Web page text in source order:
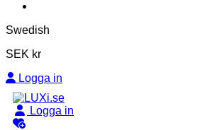
Swedish
SEK kr
Logga in
Logga in